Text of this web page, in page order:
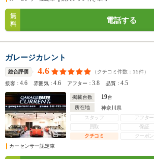
無
料
電話する
ガレージカレント
総合評価 4.6 （クチコミ件数： 15件）
接客：4.6 雰囲気：4.6 アフター：3.8 品質：4.5
掲載台数 19台
所在地
神奈川県
スタッフ
アフター
買取
保証
クチコミ
クーポン
カーセンサー認定車